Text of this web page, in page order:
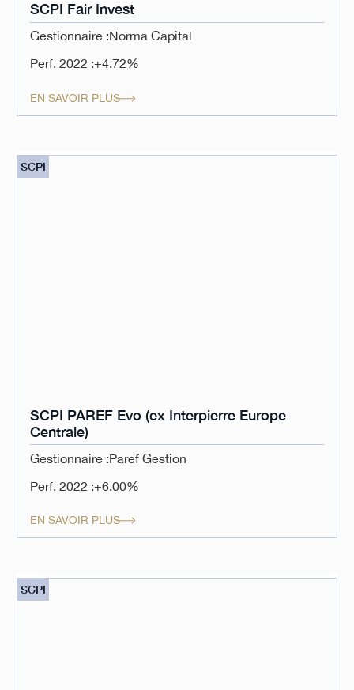
SCPI Fair Invest
Gestionnaire :Norma Capital
Perf. 2022 :+4.72%
EN SAVOIR PLUS
SCPI
SCPI PAREF Evo (ex Interpierre Europe
Centrale)
Gestionnaire :Paref Gestion
Perf. 2022 :+6.00%
EN SAVOIR PLUS
SCPI